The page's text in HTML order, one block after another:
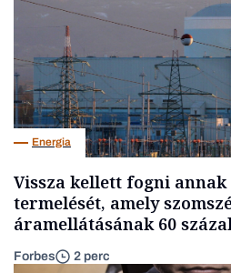
Energia
Vissza kellett fogni
termelését, amely
áramellátásának 60
Forbes 2 perc